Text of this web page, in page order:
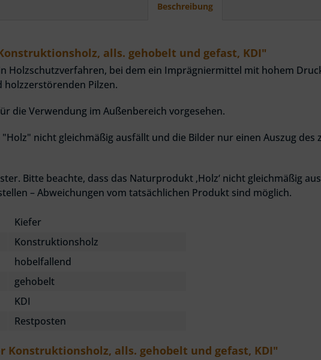
Beschreibung
alls. gehobelt und gefast, KDI"
Holzschutzverfahren, bei dem ein Imprägniermittel mit hohem
holzzerstörenden Pilzen.
die Verwendung im Außenbereich vorgesehen.
nicht gleichmäßig ausfällt und die Bilder nur einen Auszug
Bitte beachte, dass das Naturprodukt ‚Holz‘ nicht gleichmäßig
– Abweichungen vom tatsächlichen Produkt sind möglich.
Kiefer
Konstruktionsholz
hobelfallend
gehobelt
KDI
Restposten
alls. gehobelt und gefast, KDI"